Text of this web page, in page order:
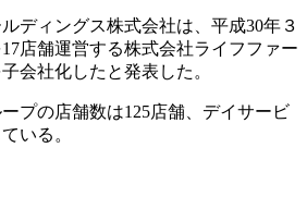
ディングス株式会社は、平成30年３
店舗運営する株式会社ライフファー
会社化したと発表した。
プの店舗数は125店舗、デイサービ
いる。